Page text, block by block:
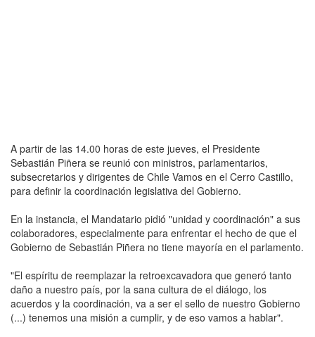
A partir de las 14.00 horas de este jueves, el Presidente
Sebastián Piñera se reunió con ministros, parlamentarios,
subsecretarios y dirigentes de Chile Vamos en el Cerro Castillo,
para definir la coordinación legislativa del Gobierno.
En la instancia, el Mandatario pidió "unidad y coordinación" a sus
colaboradores, especialmente para enfrentar el hecho de que el
Gobierno de Sebastián Piñera no tiene mayoría en el parlamento.
"El espíritu de reemplazar la retroexcavadora que generó tanto
daño a nuestro país, por la sana cultura de el diálogo, los
acuerdos y la coordinación, va a ser el sello de nuestro Gobierno
(...) tenemos una misión a cumplir, y de eso vamos a hablar".